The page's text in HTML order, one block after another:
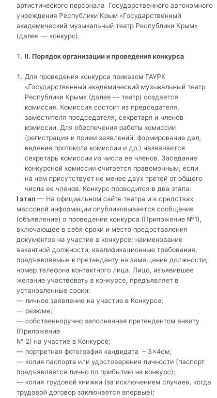
артистического персонала Государственного автономного
учреждения Республики Крым «Государственный
академический музыкальный театр Республики Крым»
(далее — конкурс).
II. Порядок организации и проведения конкурса
Для проведения конкурса приказом ГАУРК
«Государственный академический музыкальный театр
Республики Крым» (далее — театр) создается
комиссия. Комиссия состоит из председателя,
заместителя председателя, секретаря и членов
комиссии. Для обеспечения работы комиссии
(регистрация и прием заявлений, формирование дел,
ведение протокола комиссии и др.) назначается
секретарь комиссии из числа ее членов. Заседание
конкурсной комиссии считается правомочным, если
на нем присутствует не менее двух третей от общего
числа ее членов. Конкурс проводится в два этапа:
I этап— На официальном сайте театра и в средствах
массовой информации опубликовывается сообщение
(объявление) о проведении конкурса (Приложение №1),
включающее в себя сроки и место предоставления
документов на участие в конкурсе; наименование
вакантной должности; квалификационные требования,
предъявляемые к претенденту на замещение должности;
номер телефона контактного лица. Лицо, изъявившее
желание участвовать в конкурсе, предъявляет в
установленные сроки:
— личное заявление на участие в Конкурсе;
— резюме;
— собственноручно заполненная претендентом анкету
(Приложение
№ 2) на участие в Конкурсе;
— портретная фотография кандидата – 3×4см;
— копия паспорта или удостоверения личности (паспорт
предъявляется лично по прибытию на конкурс);
— копия трудовой книжки (за исключением случаев, когда
трудовой договор заключается впервые);